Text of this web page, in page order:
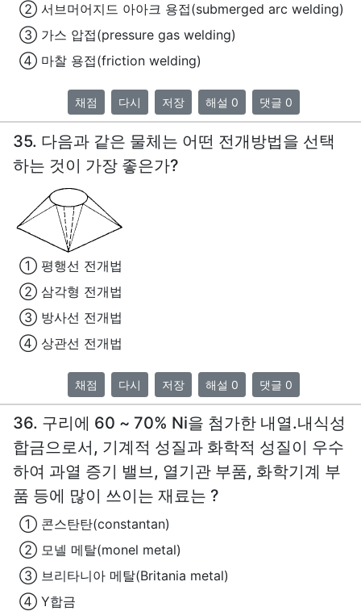
② 서브머어지드 아아크 용접(submerged arc welding)
③ 가스 압접(pressure gas welding)
④ 마찰 용접(friction welding)
채점 다시 저장 해설 0 댓글 0
35. 다음과 같은 물체는 어떤 전개방법을 선택
하는 것이 가장 좋은가?
① 평행선 전개법
② 삼각형 전개법
③ 방사선 전개법
④ 상관선 전개법
채점 다시 저장 해설 0 댓글 0
36. 구리에 60 ~ 70% Ni을 첨가한 내열.내식성
합금으로서, 기계적 성질과 화학적 성질이 우수
하여 과열 증기 밸브, 열기관 부품, 화학기계 부
품 등에 많이 쓰이는 재료는 ?
① 콘스탄탄(constantan)
② 모넬 메탈(monel metal)
③ 브리타니아 메탈(Britania metal)
④ Y합금